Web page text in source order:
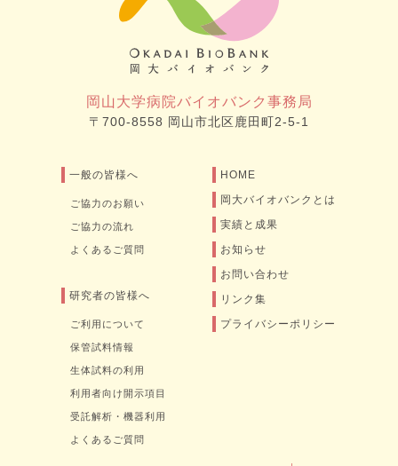
岡山大学病院バイオバンク事務局
〒700-8558 岡山市北区鹿田町2-5-1
一般の皆様へ
ご協力のお願い
ご協力の流れ
よくあるご質問
研究者の皆様へ
ご利用について
保管試料情報
生体試料の利用
利用者向け開示項目
受託解析・機器利用
よくあるご質問
HOME
岡大バイオバンクとは
実績と成果
お知らせ
お問い合わせ
リンク集
プライバシーポリシー